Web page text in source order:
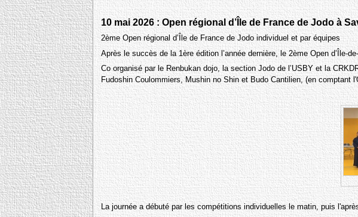
10 mai 2026 : Open régional d’Île de France de Jodo à
2ème Open régional d’Île de France de Jodo individuel et par équipes
Après le succès de la 1ère édition l’année dernière, le 2ème Open d’Île-
Co organisé par le Renbukan dojo, la section Jodo de l’USBY et la
Fudoshin Coulommiers, Mushin no Shin et Budo Cantilien, (en
La journée a débuté par les compétitions individuelles le matin, puis